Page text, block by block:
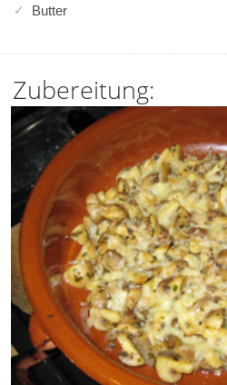
Butter
Zubereitung: